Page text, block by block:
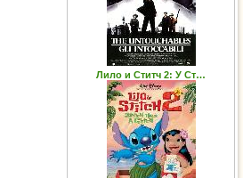
Лило и Ститч 2: У Ст…